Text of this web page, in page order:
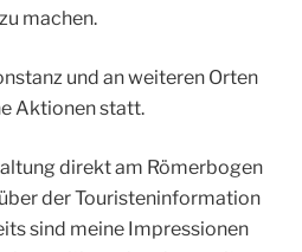
machen.
und an weiteren Orten
Aktionen statt.
direkt am Römerbogen
der Touristeninformation
sind meine Impressionen